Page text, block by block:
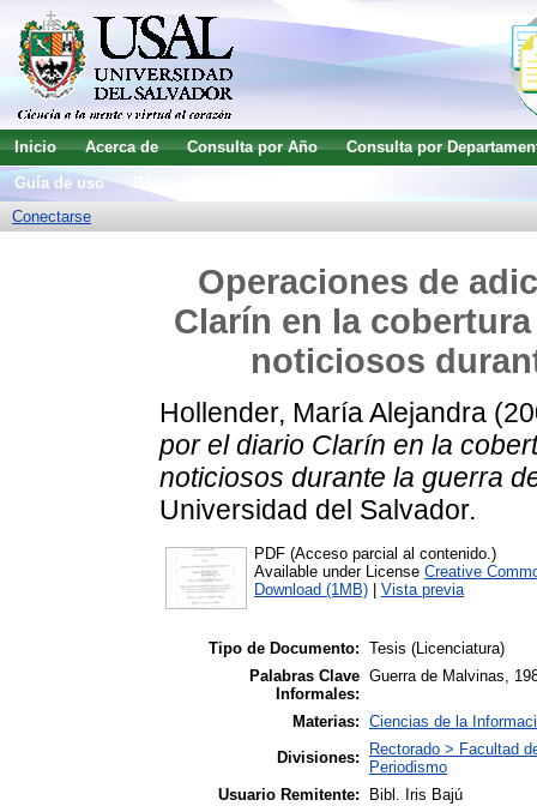
Inicio Acerca de Consulta por Año
Consulta por
Guía de uso
Conectarse
Operaciones de
Clarín en la
noticiosos
Hollender, María Alejandra
por el diario Clarín en la
noticiosos durante la guerra
Universidad del Salvador.
PDF (Acceso parcial al contenido.)
Available under License Creative
Download (1MB)
Vista previa
Tipo de Documento: Tesis (Licenciatura)
Palabras Clave
Informales:
Guerra de Malvinas,
Materias: Ciencias de la
Divisiones:
Rectorado > Facultad
Periodismo
Usuario Remitente:
Bibl. Iris Bajú